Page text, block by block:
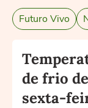
Futuro Vivo
de frio
sexta-